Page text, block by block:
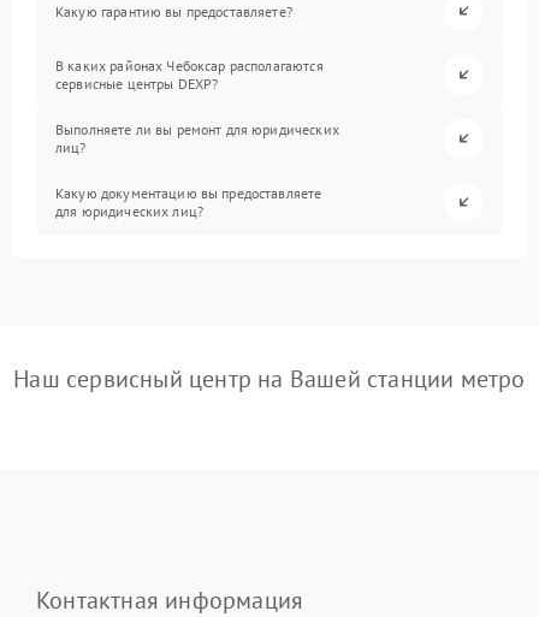
Какую гарантию вы предоставляете?
В каких районах Чебоксар располагаются
сервисные центры DEXP?
Выполняете ли вы ремонт для юридических
лиц?
Какую документацию вы предоставляете
для юридических лиц?
Наш сервисный центр на Вашей станции метро
Контактная информация